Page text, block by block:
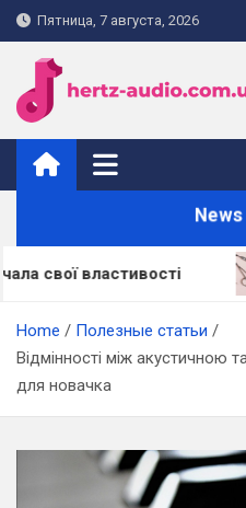
Skip
to
content
Пятница, 7 августа, 2026
hertz-
Home
Полезные статьи
Відмінності між акустичною
для новачка